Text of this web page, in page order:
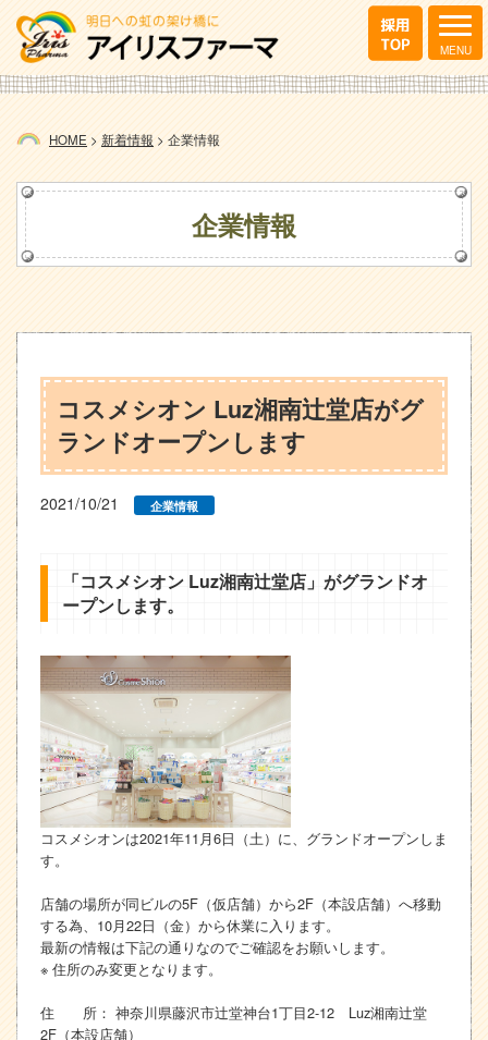
HOME > 新着情報 > 企業情報
企業情報
コスメシオン Luz湘南辻堂店がグ
ランドオープンします
2021/10/21 企業情報
「コスメシオン Luz湘南辻堂店」がグランドオ
ープンします。
コスメシオンは2021年11月6日（土）に、グランドオープンしま
す。
店舗の場所が同ビルの5F（仮店舗）から2F（本設店舗）へ移動
する為、10月22日（金）から休業に入ります。
最新の情報は下記の通りなのでご確認をお願いします。
※ 住所のみ変更となります。
住 所： 神奈川県藤沢市辻堂神台1丁目2-12 Luz湘南辻堂
2F（本設店舗）